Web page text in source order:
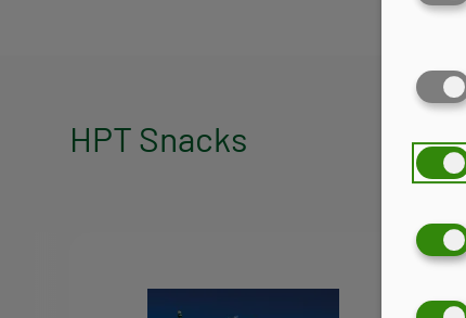
HPT
HPT Snacks